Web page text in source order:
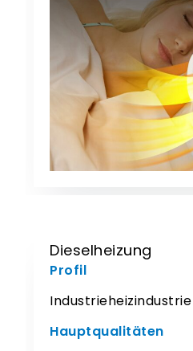
Dieselheizung
Profil
Industrieheizindustrie
Hauptqualitäten